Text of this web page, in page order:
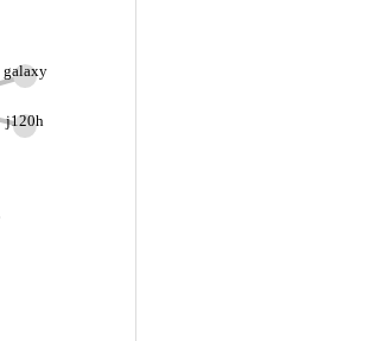
j120h
galaxy